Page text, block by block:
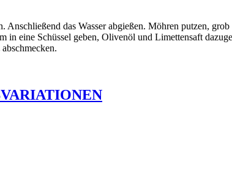
Anschließend das Wasser abgießen. Möhren putzen,
eine Schüssel geben, Olivenöl und Limettensaft